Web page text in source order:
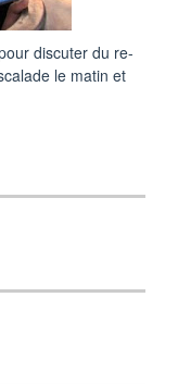
discuter du re-
le matin et